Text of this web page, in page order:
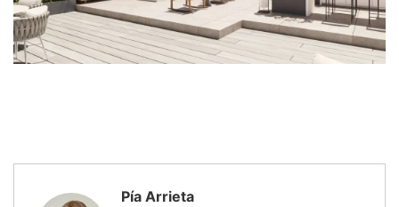
Pía Arrieta